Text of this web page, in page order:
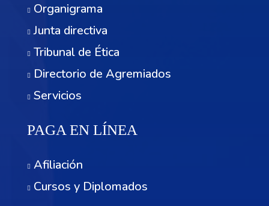
Organigrama
Junta directiva
Tribunal de Ética
Directorio de Agremiados
Servicios
PAGA EN LÍNEA
Afiliación
Cursos y Diplomados